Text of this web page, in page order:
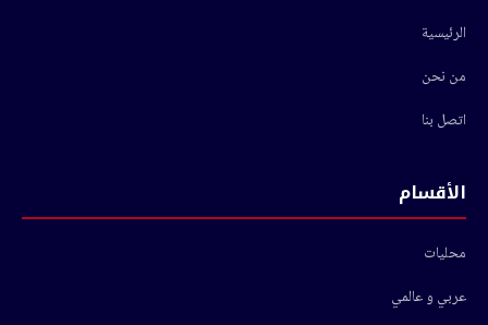
الرئيسية
من نحن
اتصل بنا
الأقسام
محليات
عربي و عالمي